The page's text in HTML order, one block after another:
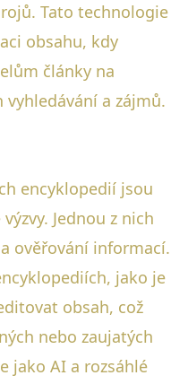
Tato technologie
obsahu, kdy
články na
a zájmů.
encyklopedií jsou
Jednou z nich
ověřování informací.
jako je
obsah, což
nebo zaujatých
jako AI a rozsáhlé